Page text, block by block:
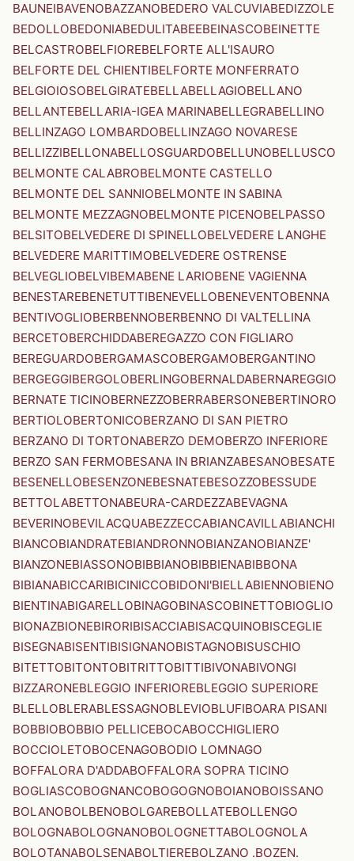
BAUNEIBAVENOBAZZANOBEDERO VALCUVIABEDIZZOLE
BEDOLLOBEDONIABEDULITABEEBEINASCOBEINETTE
BELCASTROBELFIOREBELFORTE ALL'ISAURO
BELFORTE DEL CHIENTIBELFORTE MONFERRATO
BELGIOIOSOBELGIRATEBELLABELLAGIOBELLANO
BELLANTEBELLARIA-IGEA MARINABELLEGRABELLINO
BELLINZAGO LOMBARDOBELLINZAGO NOVARESE
BELLIZZIBELLONABELLOSGUARDOBELLUNOBELLUSCO
BELMONTE CALABROBELMONTE CASTELLO
BELMONTE DEL SANNIOBELMONTE IN SABINA
BELMONTE MEZZAGNOBELMONTE PICENOBELPASSO
BELSITOBELVEDERE DI SPINELLOBELVEDERE LANGHE
BELVEDERE MARITTIMOBELVEDERE OSTRENSE
BELVEGLIOBELVIBEMABENE LARIOBENE VAGIENNA
BENESTAREBENETUTTIBENEVELLOBENEVENTOBENNA
BENTIVOGLIOBERBENNOBERBENNO DI VALTELLINA
BERCETOBERCHIDDABEREGAZZO CON FIGLIARO
BEREGUARDOBERGAMASCOBERGAMOBERGANTINO
BERGEGGIBERGOLOBERLINGOBERNALDABERNAREGGIO
BERNATE TICINOBERNEZZOBERRABERSONEBERTINORO
BERTIOLOBERTONICOBERZANO DI SAN PIETRO
BERZANO DI TORTONABERZO DEMOBERZO INFERIORE
BERZO SAN FERMOBESANA IN BRIANZABESANOBESATE
BESENELLOBESENZONEBESNATEBESOZZOBESSUDE
BETTOLABETTONABEURA-CARDEZZABEVAGNA
BEVERINOBEVILACQUABEZZECCABIANCAVILLABIANCHI
BIANCOBIANDRATEBIANDRONNOBIANZANOBIANZE'
BIANZONEBIASSONOBIBBIANOBIBBIENABIBBONA
BIBIANABICCARIBICINICCOBIDONI'BIELLABIENNOBIENO
BIENTINABIGARELLOBINAGOBINASCOBINETTOBIOGLIO
BIONAZBIONEBIRORIBISACCIABISACQUINOBISCEGLIE
BISEGNABISENTIBISIGNANOBISTAGNOBISUSCHIO
BITETTOBITONTOBITRITTOBITTIBIVONABIVONGI
BIZZARONEBLEGGIO INFERIOREBLEGGIO SUPERIORE
BLELLOBLERABLESSAGNOBLEVIOBLUFIBOARA PISANI
BOBBIOBOBBIO PELLICEBOCABOCCHIGLIERO
BOCCIOLETOBOCENAGOBODIO LOMNAGO
BOFFALORA D'ADDABOFFALORA SOPRA TICINO
BOGLIASCOBOGNANCOBOGOGNOBOIANOBOISSANO
BOLANOBOLBENOBOLGAREBOLLATEBOLLENGO
BOLOGNABOLOGNANOBOLOGNETTABOLOGNOLA
BOLOTANABOLSENABOLTIEREBOLZANO .BOZEN.